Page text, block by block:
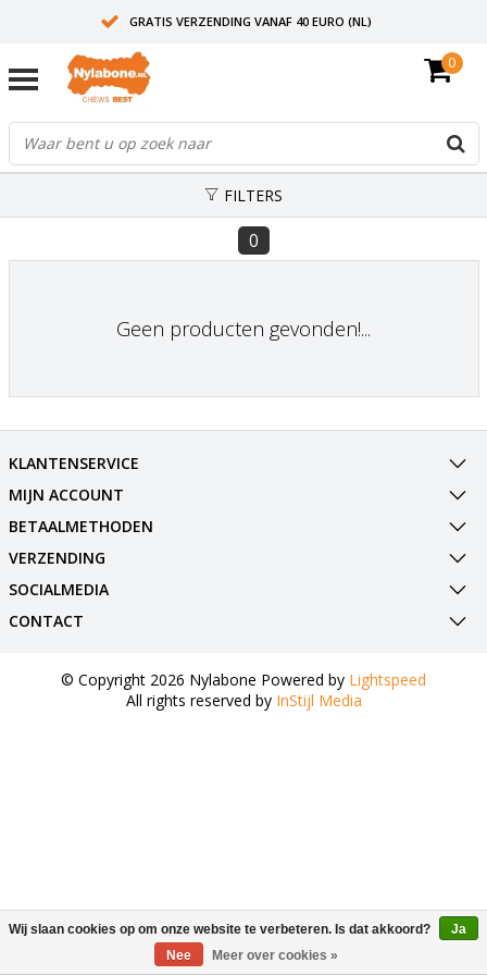
GRATIS VERZENDING VANAF 40 EURO (NL)
0
FILTERS
0
Geen producten gevonden!...
KLANTENSERVICE
MIJN ACCOUNT
BETAALMETHODEN
VERZENDING
SOCIALMEDIA
CONTACT
© Copyright 2026 Nylabone Powered by Lightspeed
All rights reserved by InStijl Media
Wij slaan cookies op om onze website te verbeteren. Is dat akkoord?
Ja
Nee
Meer over cookies »